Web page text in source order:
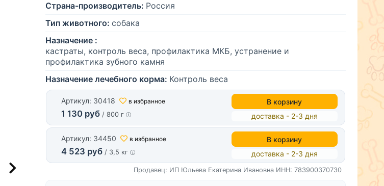
Страна-производитель: Россия
Тип животного: собака
Назначение :
кастраты, контроль веса, профилактика МКБ, устранение и
профилактика зубного камня
Назначение лечебного корма: Контроль веса
Артикул: 30418 в избранное
1 130 руб / 800 г
В корзину
доставка - 2-3 дня
Артикул: 34450 в избранное
4 523 руб / 3,5 кг
В корзину
доставка - 2-3 дня
Продавец: ИП Юльева Екатерина Ивановна ИНН: 783900370730